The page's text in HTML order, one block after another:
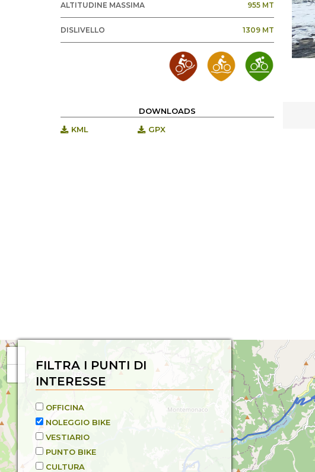
ALTITUDINE MASSIMA 955 MT
DISLIVELLO 1309 MT
DOWNLOADS
KML
GPX
FILTRA I PUNTI DI
INTERESSE
OFFICINA
NOLEGGIO BIKE
VESTIARIO
PUNTO BIKE
CULTURA